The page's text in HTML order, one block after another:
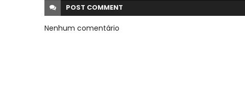
POST COMMENT
Nenhum comentário